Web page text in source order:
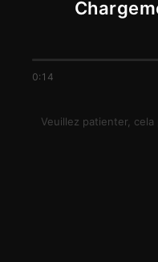
0:14
Veuillez patienter,